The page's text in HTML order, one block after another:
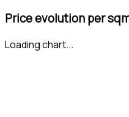
Price evolution per
Loading chart...